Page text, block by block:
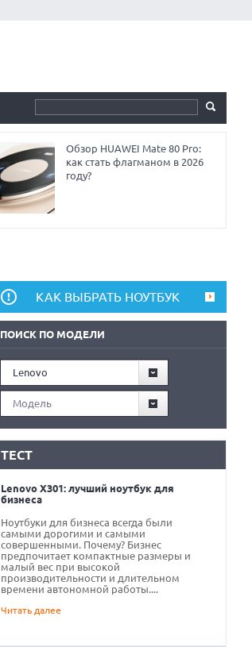
Обзор HUAWEI Mate 80 Pro:
как стать флагманом в 2026
году?
КАК ВЫБРАТЬ НОУТБУК
ПОИСК ПО МОДЕЛИ
Lenovo
Модель
ТЕСТ
Lenovo X301: лучший ноутбук для
бизнеса
Ноутбуки для бизнеса всегда были
самыми дорогими и самыми
совершенными. Почему? Бизнес
предпочитает компактные размеры и
малый вес при высокой
производительности и длительном
времени автономной работы....
Читать далее